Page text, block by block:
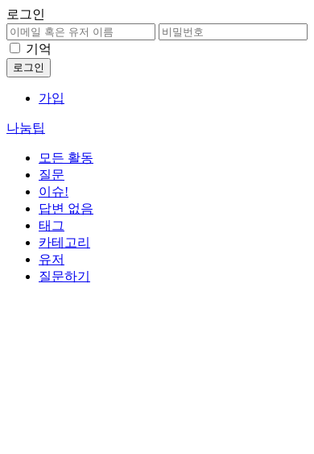
로그인
기억
가입
나눔팁
모든 활동
질문
이슈!
답변 없음
태그
카테고리
유저
질문하기